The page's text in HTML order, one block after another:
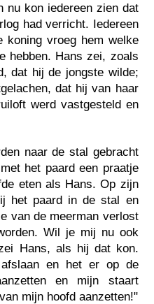
nu kon iedereen zien dat
had verricht. Iedereen
koning vroeg hem welke
hebben. Hans zei, zoals
dat hij de jongste wilde;
dat hij van haar
werd vastgesteld en
naar de stal gebracht
het paard een praatje
eten als Hans. Op zijn
het paard in de stal en
van de meerman verlost
Wil je mij nu ook
Hans, als hij dat kon.
en het er op de
en mijn staart
mijn hoofd aanzetten!"